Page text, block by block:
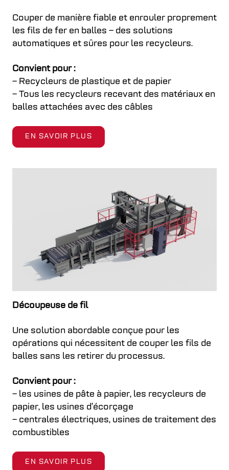
Couper de manière fiable et enrouler proprement
les fils de fer en balles – des solutions
automatiques et sûres pour les recycleurs.
Convient pour :
– Recycleurs de plastique et de papier
– Tous les recycleurs recevant des matériaux en
balles attachées avec des câbles
EN SAVOIR PLUS
Découpeuse de fil
Une solution abordable conçue pour les
opérations qui nécessitent de couper les fils de
balles sans les retirer du processus.
Convient pour :
– les usines de pâte à papier, les recycleurs de
papier, les usines d’écorçage
– centrales électriques, usines de traitement des
combustibles
EN SAVOIR PLUS